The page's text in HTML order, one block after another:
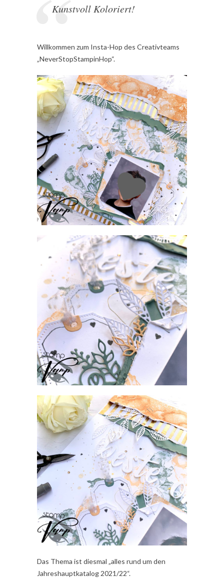
Kunstvoll Koloriert!
Willkommen zum Insta-Hop des Creativteams
„NeverStopStampinHop“.
Das Thema ist diesmal „alles rund um den
Jahreshauptkatalog 2021/22“.